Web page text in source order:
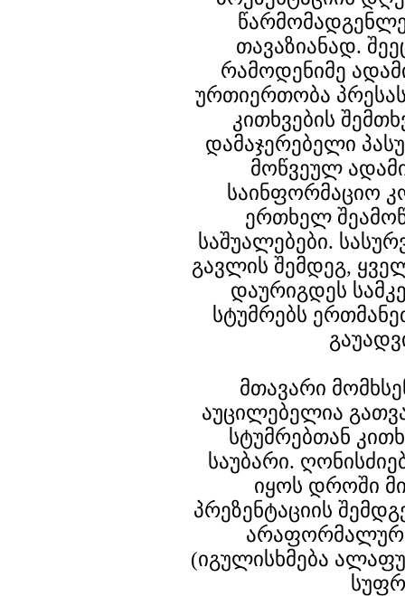
თავაზიანად.
რამოდენიმე
ურთიერთობა
კითხვების
დამაჯერებელი
მოწვეულ
საინფორმაციო
ერთხელ
საშუალებები.
გავლის შემდეგ,
დაურიგდეს
სტუმრებს
მთავარი
აუცილებელია
სტუმრებთან
საუბარი.
იყოს დროში
პრეზენტაციის
(იგულისხმება